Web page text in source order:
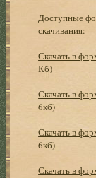
Доступные
скачивания:
Скачать в
Кб)
Скачать в
6кб)
Скачать в
6кб)
Скачать в